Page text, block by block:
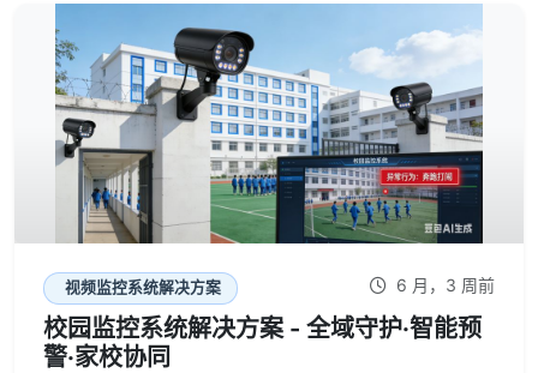
视频监控系统解决方案 6 月，3 周前
校园监控系统解决方案 - 全域守护·智能预
警·家校协同